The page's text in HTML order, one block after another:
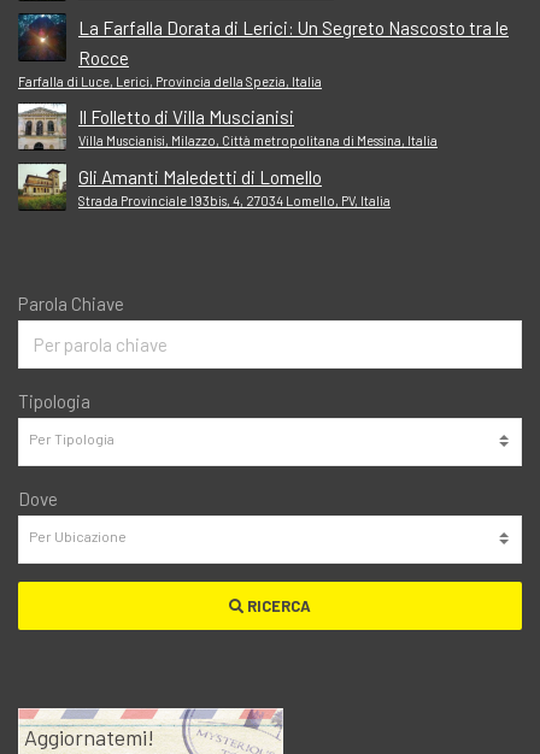
La Farfalla Dorata di Lerici: Un Segreto Nascosto tra le
Rocce
Farfalla di Luce, Lerici, Provincia della Spezia, Italia
Il Folletto di Villa Muscianisi
Villa Muscianisi, Milazzo, Città metropolitana di Messina, Italia
Gli Amanti Maledetti di Lomello
Strada Provinciale 193bis, 4, 27034 Lomello, PV, Italia
Parola Chiave
Tipologia
Dove
RICERCA
Aggiornatemi!